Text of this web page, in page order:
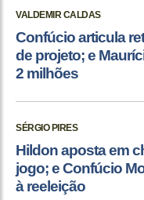
VALDEMIR CALDAS
Confúcio articula
de projeto; e
2 milhões
SÉRGIO PIRES
Hildon aposta em
jogo; e Confúcio
à reeleição